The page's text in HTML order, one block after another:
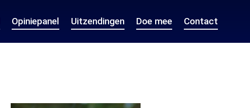
Opiniepanel Uitzendingen Doe mee Contact